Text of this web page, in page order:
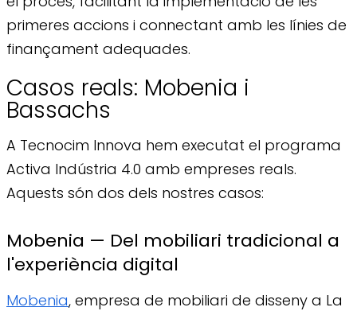
primeres accions i connectant amb les línies de
finançament adequades.
Casos reals: Mobenia i
Bassachs
A Tecnocim Innova hem executat el programa
Activa Indústria 4.0 amb empreses reals.
Aquests són dos dels nostres casos:
Mobenia — Del mobiliari tradicional a
l'experiència digital
Mobenia, empresa de mobiliari de disseny a La